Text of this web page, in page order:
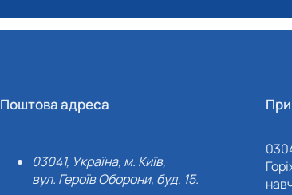
Поштова адреса
03041, Україна, м. Київ,
вул. Героїв Оборони, буд. 15.